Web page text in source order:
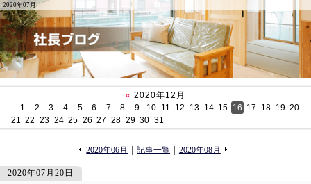
2020年07月
« 2020年12月
1
2 3 4 5 6 7 8 9 10 11 12 13 14 15 16 17 18 19 20
21 22 23 24 25 26 27 28 29 30 31
«
2020年06月 記事一覧 2020年08月
2020年07月20日